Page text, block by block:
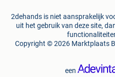
2dehands is niet aansprakelijk
uit het gebruik van deze site,
Copyright © 2026 Marktplaats
een